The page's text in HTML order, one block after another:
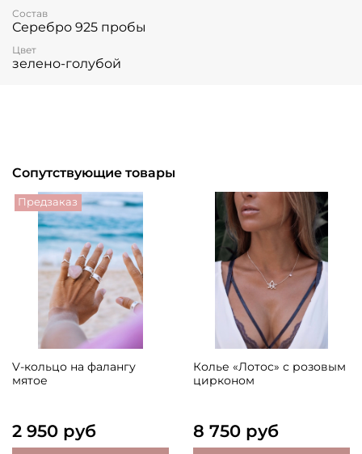
Состав
Серебро 925 пробы
Цвет
зелено-голубой
Сопутствующие товары
Предзаказ
V-кольцо на фалангу
мятое
2 950 руб
Колье «Лотос» с розовым
цирконом
8 750 руб